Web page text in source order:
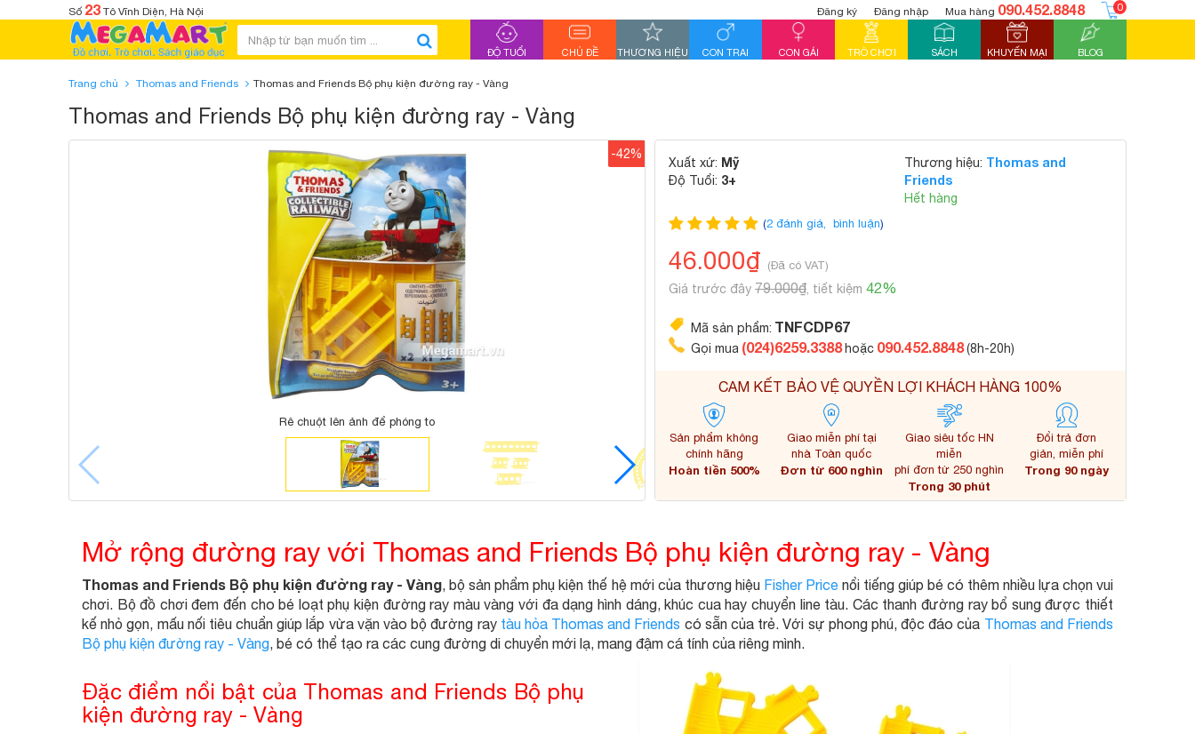
Số 23 Tô Vĩnh Diện, Hà Nội Đăng ký Đăng nhập Mua hàng 090.452.8848 0
ĐỘ TUỔI CHỦ ĐỀ THƯƠNG HIỆU CON TRAI CON GÁI TRÒ CHƠI SÁCH KHUYẾN MẠI BLOG
Trang chủ Thomas and Friends Thomas and Friends Bộ phụ kiện đường ray - Vàng
Thomas and Friends Bộ phụ kiện đường ray - Vàng
-42%
Rê chuột lên ảnh để phóng to
Xuất xứ: Mỹ
Độ Tuổi: 3+
Thương hiệu: Thomas and
Friends
Hết hàng
(2 đánh giá, bình luận)
46.000₫ (Đã có VAT)
Giá trước đây 79.000₫ , tiết kiệm 42%
CAM KẾT BẢO VỆ QUYỀN LỢI KHÁCH HÀNG 100%
Sản phẩm không
chính hãng
Hoàn tiền 500%
Giao miễn phí tại
nhà Toàn quốc
Đơn từ 600 nghìn
Giao siêu tốc HN
miễn
phí đơn từ 250 nghìn
Trong 30 phút
Đổi trả đơn
giản, miễn phí
Trong 90 ngày
Mã sản phẩm: TNFCDP67
Gọi mua (024)6259.3388 hoặc 090.452.8848(8h-20h)
Mở rộng đường ray với Thomas and Friends Bộ phụ kiện đường ray - Vàng
Thomas and Friends Bộ phụ kiện đường ray - Vàng, bộ sản phẩm phụ kiện thế hệ mới của thương hiệu Fisher Pricenổi tiếng giúp bé có thêm nhiều lựa chọn vui
chơi. Bộ đồ chơi đem đến cho bé loạt phụ kiện đường ray màu vàng với đa dạng hình dáng, khúc cua hay chuyển line tàu. Các thanh đường ray bổ sung được thiết
kế nhỏ gọn, mấu nối tiêu chuẩn giúp lắp vừa vặn vào bộ đường ray tàu hỏa Thomas and Friends có sẵn của trẻ. Với sự phong phú, độc đáo của Thomas and Friends
Bộ phụ kiện đường ray - Vàng, bé có thể tạo ra các cung đường di chuyển mới lạ, mang đậm cá tính của riêng mình.
Đặc điểm nổi bật của Thomas and Friends Bộ phụ
kiện đường ray - Vàng